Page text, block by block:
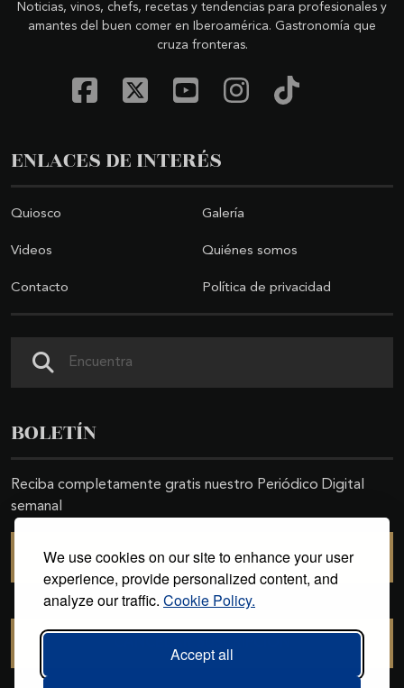
We use cookies on our site to enhance your user
experience, provide personalized content, and
analyze our traffic. Cookie Policy.
Accept all
Noticias, vinos, chefs, recetas y tendencias para profesionales y
amantes del buen comer en Iberoamérica. Gastronomía que
cruza fronteras.
ENLACES DE INTERÉS
Quiosco Galería
Videos Quiénes somos
Contacto Política de privacidad
BOLETÍN
Reciba completamente gratis nuestro Periódico Digital
semanal
SUSCRIBIRSE